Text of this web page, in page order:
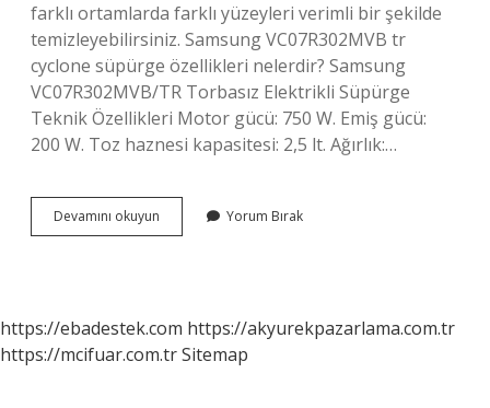
farklı ortamlarda farklı yüzeyleri verimli bir şekilde
temizleyebilirsiniz. Samsung VC07R302MVB tr
cyclone süpürge özellikleri nelerdir? Samsung
VC07R302MVB/TR Torbasız Elektrikli Süpürge
Teknik Özellikleri Motor gücü: 750 W. Emiş gücü:
200 W. Toz haznesi kapasitesi: 2,5 lt. Ağırlık:…
Devamını okuyun Samsung
Cyclone
Yorum Bırak
https://ebadestek.com https://akyurekpazarlama.com.tr
https://mcifuar.com.trSitemap